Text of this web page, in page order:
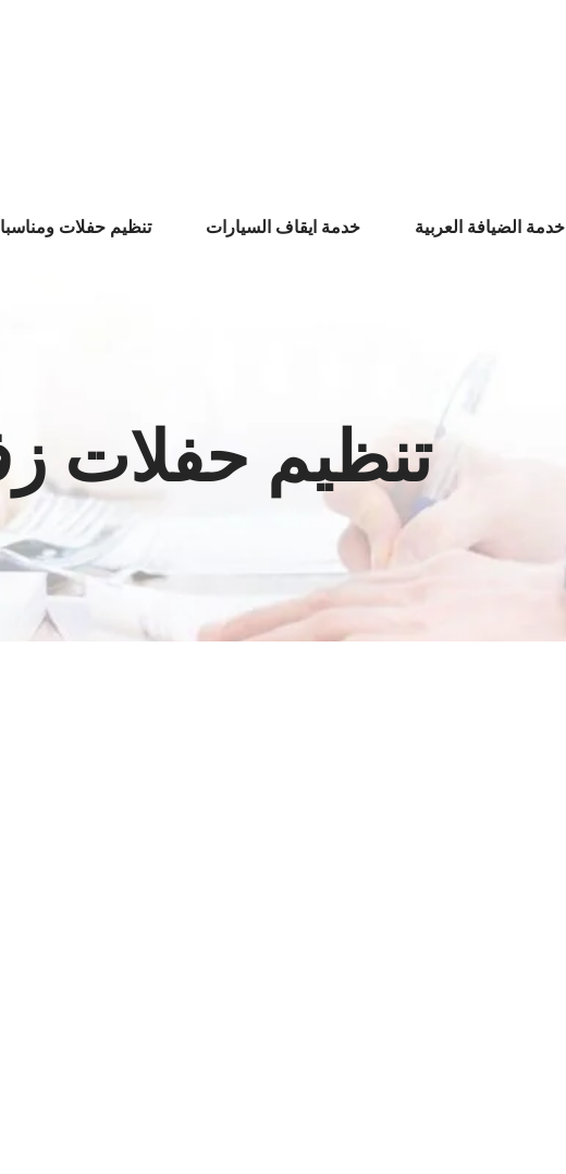
خدمة الضيافة العربية خدمة ايقاف السيارات تنظيم حفلات
تنظيم حفلات